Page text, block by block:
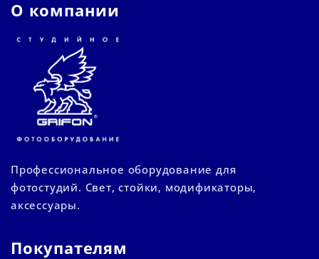
О компании
Профессиональное оборудование для
фотостудий. Свет, стойки, модификаторы,
аксессуары.
Покупателям